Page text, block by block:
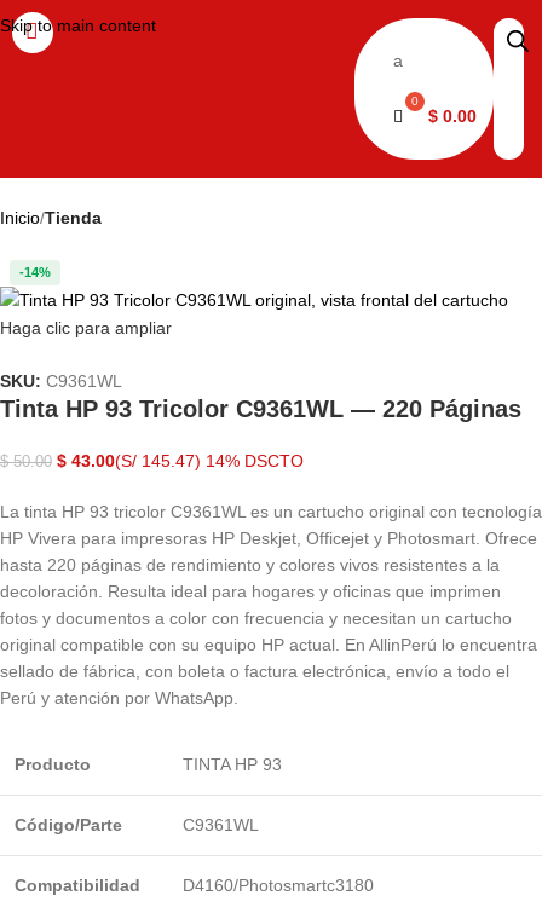
Skip to main content
a
$ 0.00
Inicio Tienda
-14%
Haga clic para ampliar
SKU: C9361WL
Tinta HP 93 Tricolor C9361WL — 220 Páginas
$50.00 $ 43.00(S/ 145.47) 14% DSCTO
La tinta HP 93 tricolor C9361WL es un cartucho original con tecnología
HP Vivera para impresoras HP Deskjet, Officejet y Photosmart. Ofrece
hasta 220 páginas de rendimiento y colores vivos resistentes a la
decoloración. Resulta ideal para hogares y oficinas que imprimen
fotos y documentos a color con frecuencia y necesitan un cartucho
original compatible con su equipo HP actual. En AllinPerú lo encuentra
sellado de fábrica, con boleta o factura electrónica, envío a todo el
Perú y atención por WhatsApp.
Producto TINTA HP 93
Código/Parte C9361WL
Compatibilidad D4160/Photosmartc3180